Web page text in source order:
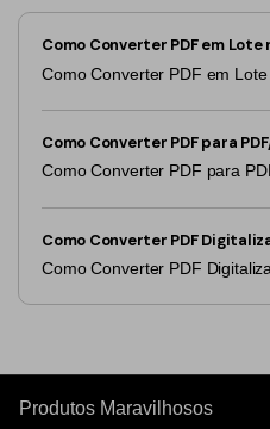
Como Converter PDF em Lote
Como Converter PDF em
Como Converter PDF para
Como Converter PDF para
Como Converter PDF
Como Converter PDF
Produtos Maravilhosos